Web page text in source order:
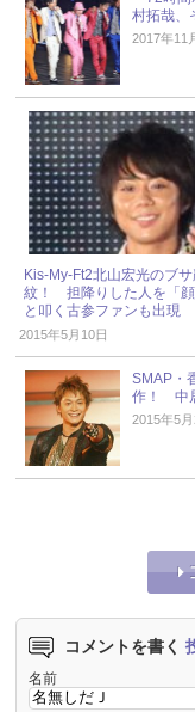
村拓哉、
2017年11
Kis-My-Ft2北山宏光のブ
紋！ 担降りした人を「顔
と叩く古参ファンも出現
2015年5月10日
SMAP・
作！ 中
2015年5月
コメントを書く
名前